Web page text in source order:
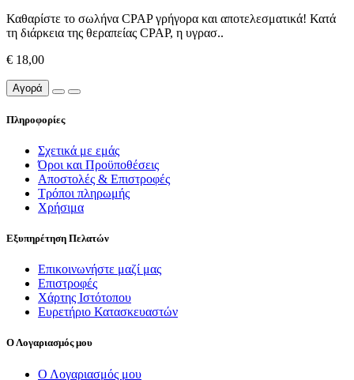
Καθαρίστε το σωλήνα CPAP γρήγορα και αποτελεσματικά! Κατά
τη διάρκεια της θεραπείας CPAP, η υγρασ..
€ 18,00
Αγορά
Πληροφορίες
Σχετικά με εμάς
Όροι και Προϋποθέσεις
Αποστολές & Επιστροφές
Τρόποι πληρωμής
Χρήσιμα
Εξυπηρέτηση Πελατών
Επικοινωνήστε μαζί μας
Επιστροφές
Χάρτης Ιστότοπου
Ευρετήριο Κατασκευαστών
Ο Λογαριασμός μου
Ο Λογαριασμός μου